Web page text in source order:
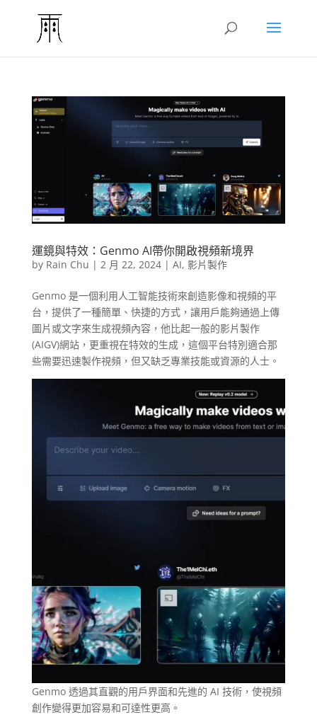
運鏡與特效：Genmo AI帶你開啟視頻新境界
by Rain Chu | 2 月 22, 2024| AI, 影片製作
Genmo 是一個利用人工智能技術來創造影像和視頻的平
台，提供了一種簡單、快捷的方式，讓用戶能夠通過上傳
圖片或文字來生成視頻內容，他比起一般的影片製作
(AIGV)網站，更重視在特效的生成，這個平台特別適合那
些需要迅速製作視頻，但又缺乏專業技能或資源的人士。
Genmo 透過其直觀的用戶界面和先進的 AI 技術，使視頻
創作變得更加容易和可達性更高。